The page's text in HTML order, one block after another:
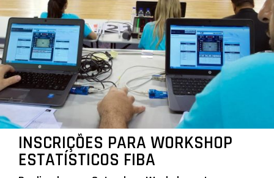
INSCRIÇÕES PARA WORKSHOP
ESTATÍSTICOS FIBA